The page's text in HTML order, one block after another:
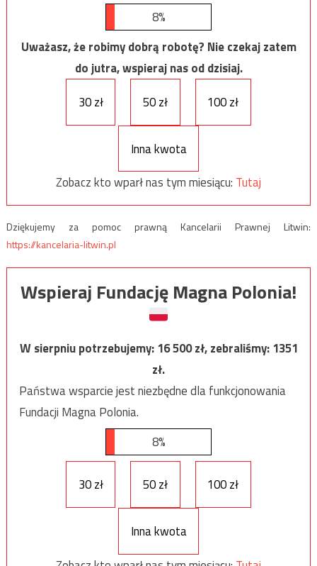
8%
Uważasz, że robimy dobrą robotę? Nie czekaj zatem
do jutra, wspieraj nas od dzisiaj.
30 zł
50 zł 100 zł
Inna kwota
Zobacz kto wparł nas tym miesiącu: Tutaj
Dziękujemy za pomoc prawną Kancelarii Prawnej Litwin:
https://kancelaria-litwin.pl
Wspieraj Fundację Magna Polonia!
W sierpniu potrzebujemy:16 500zł, zebraliśmy:1351
zł.
Państwa wsparcie jest niezbędne dla funkcjonowania
Fundacji Magna Polonia.
8%
30 zł 50 zł 100 zł
Inna kwota